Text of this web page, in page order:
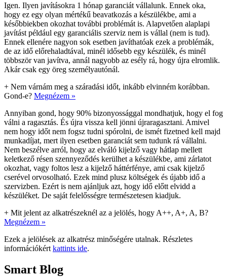
Igen. Ilyen javításokra 1 hónap garanciát vállalunk. Ennek oka,
hogy ez egy olyan mértékű beavatkozás a készülékbe, ami a
későbbiekben okozhat további problémát is. Alapvetően alaplapi
javítást például egy garanciális szerviz nem is vállal (nem is tud).
Ennek ellenére nagyon sok esetben javíthatóak ezek a problémák,
de az idő előrehaladtával, minél idősebb egy készülék, és minél
többször van javítva, annál nagyobb az esély rá, hogy újra elromlik.
Akár csak egy öreg személyautónál.
+ Nem várnám meg a száradási időt, inkább elvinném korábban.
Gond-e? Megnézem »
Annyiban gond, hogy 90% bizonyossággal mondhatjuk, hogy el fog
válni a ragasztás. És újra vissza kell jönni újraragasztani. Amivel
nem hogy időt nem fogsz tudni spórolni, de ismét fizetned kell majd
munkadíjat, mert ilyen esetben garanciát sem tudunk rá vállalni.
Nem beszélve arról, hogy az elváló kijelző vagy hátlap mellett
keletkező résen szennyeződés kerülhet a készülékbe, ami zárlatot
okozhat, vagy foltos lesz a kijelző háttérfénye, ami csak kijelző
cserével orvosolható. Ezek mind plusz költségek és újabb idő a
szervizben. Ezért is nem ajánljuk azt, hogy idő előtt elvidd a
készüléket. De saját felelősségre természetesen kiadjuk.
+ Mit jelent az alkatrészeknél az a jelölés, hogy A++, A+, A, B?
Megnézem »
Ezek a jelölések az alkatrész minőségére utalnak. Részletes
információkért kattints ide.
Smart Blog